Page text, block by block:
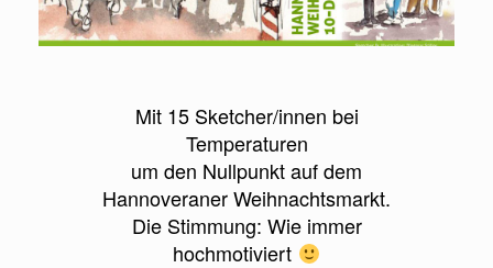
Mit 15 Sketcher/innen bei
Temperaturen
um den Nullpunkt auf dem
Hannoveraner Weihnachtsmarkt.
Die Stimmung: Wie immer
hochmotiviert